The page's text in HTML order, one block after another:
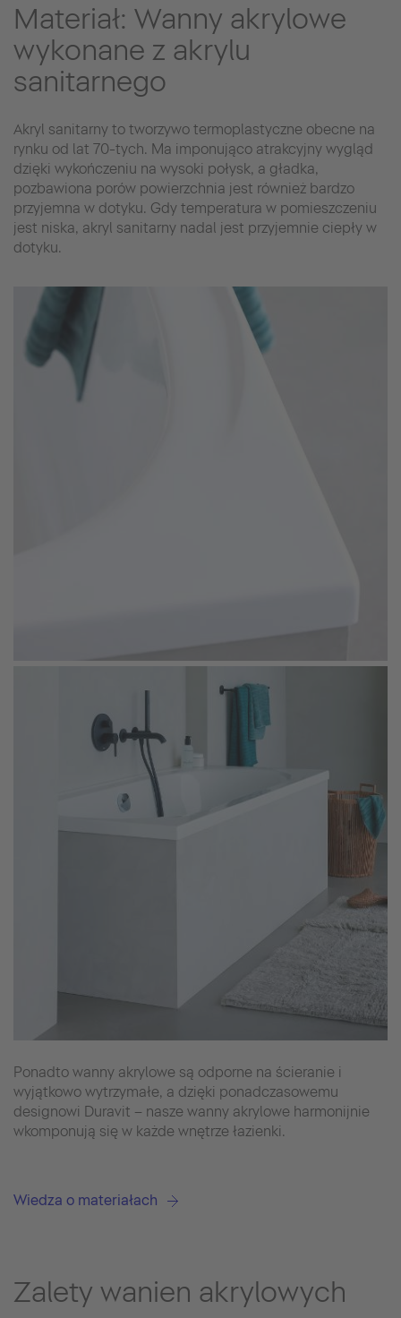
Materiał: Wanny akrylowe
wykonane z akrylu
sanitarnego
Akryl sanitarny to tworzywo termoplastyczne obecne na
rynku od lat 70-tych. Ma imponująco atrakcyjny wygląd
dzięki wykończeniu na wysoki połysk, a gładka,
pozbawiona porów powierzchnia jest również bardzo
przyjemna w dotyku. Gdy temperatura w pomieszczeniu
jest niska, akryl sanitarny nadal jest przyjemnie ciepły w
dotyku.
Ponadto wanny akrylowe są odporne na ścieranie i
wyjątkowo wytrzymałe, a dzięki ponadczasowemu
designowi Duravit – nasze wanny akrylowe harmonijnie
wkomponują się w każde wnętrze łazienki.
Wiedza o materiałach
Zalety wanien akrylowych